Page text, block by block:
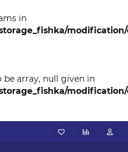
in
be array, null given in